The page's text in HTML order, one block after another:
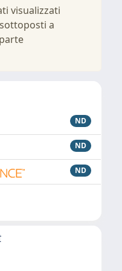
visualizzati
a
ND
ND
ND